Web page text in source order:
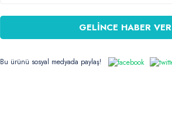
GELİNCE HABER VER
Bu ürünü sosyal medyada paylaş!